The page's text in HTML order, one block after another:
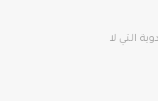
التي لا